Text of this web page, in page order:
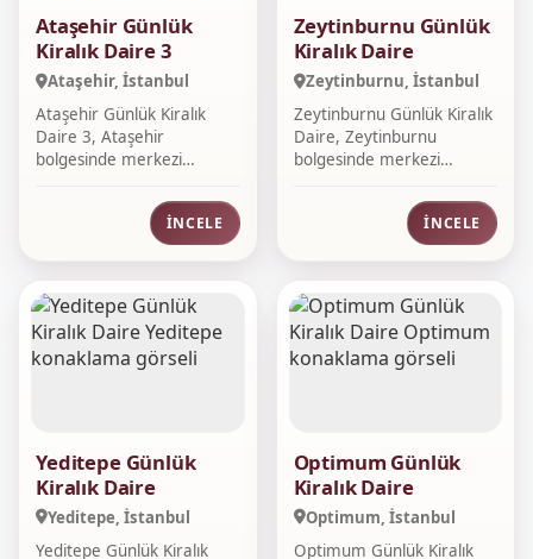
Ataşehir Günlük
Kiralık Daire 3
Ataşehir, İstanbul
Ataşehir Günlük Kiralık
Daire 3, Ataşehir
bolgesinde merkezi
İNCELE
Zeytinburnu Günlük
Kiralık Daire
Zeytinburnu, İstanbul
Zeytinburnu Günlük Kiralık
Daire, Zeytinburnu
bolgesinde merkezi
İNCELE
Yeditepe Günlük
Kiralık Daire
Yeditepe, İstanbul
Yeditepe Günlük Kiralık
Optimum Günlük
Kiralık Daire
Optimum, İstanbul
Optimum Günlük Kiralık